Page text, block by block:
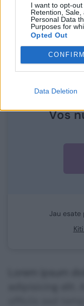
I want to opt-out
Retention,
Personal Data
Purposes for
Opted Out
CONFIRM
Data Deletion
Prisijunkite prie
Vos
Jau esate